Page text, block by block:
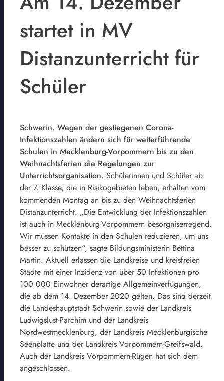
startet in MV
Distanzunterricht für
Schüler
Schwerin. Wegen der gestiegenen Corona-
Infektionszahlen ändern sich für weiterführende
Schulen in Mecklenburg-Vorpommern bis zu den
Weihnachtsferien die Regelungen zur
Unterrichtsorganisation. Schülerinnen und Schüler ab
der 7. Klasse, die in Risikogebieten leben, erhalten vom
kommenden Montag an bis zu den Weihnachtsferien
Distanzunterricht. „Die Entwicklung der Infektionszahlen
ist auch in Mecklenburg-Vorpommern besorgniserregend.
Wir müssen Kontakte in den Schulen reduzieren, um uns
besser zu schützen“, sagte Bildungsministerin Bettina
Martin. Aktuell erlassen die Landkreise und kreisfreien
Städte mit einer Inzidenz von über 50 Infektionen pro
100 000 Einwohner derartige Allgemeinverfügungen,
die ab dem 14. Dezember 2020 gelten. Das sind derzeit
die Landeshauptstadt Schwerin sowie der Landkreis
Ludwigslust-Parchim und der Landkreis
Nordwestmecklenburg, der Landkreis Mecklenburgische
Seenplatte und der Landkreis Vorpommern-Greifswald.
Auch der Landkreis Vorpommern-Rügen hat sich dem
angeschlossen.